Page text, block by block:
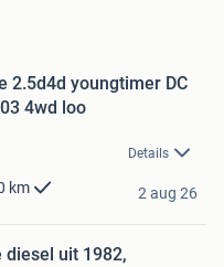
2.5d4d youngtimer DC
4wd loo
Details
km 2 aug 26
diesel uit 1982,